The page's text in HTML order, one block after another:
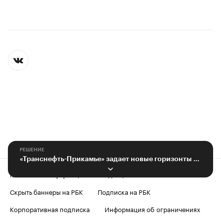
РЕШЕНИЕ
Контактная информация
Редакция
Скрыть баннеры на РБК
Подписка на РБК
Корпоративная подписка
Информация об ограничениях